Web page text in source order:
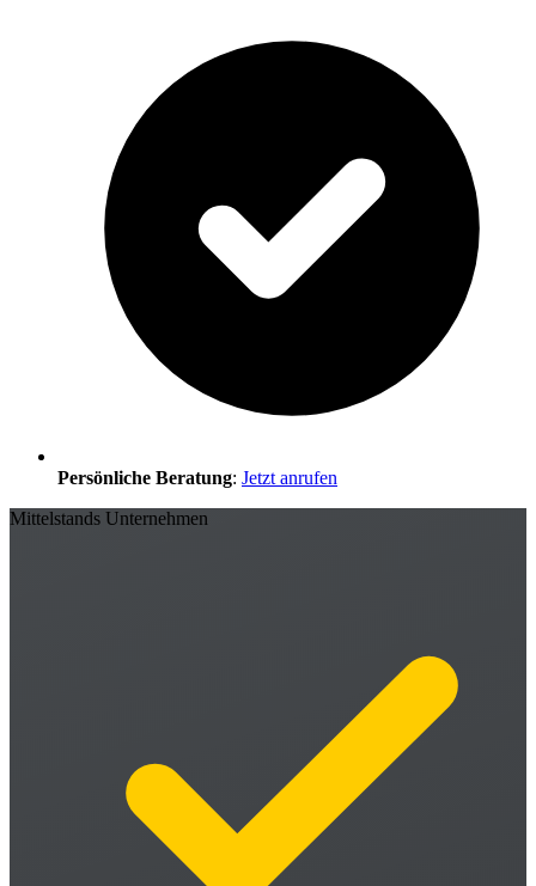
Persönliche Beratung: Jetzt anrufen
Mittelstands Unternehmen